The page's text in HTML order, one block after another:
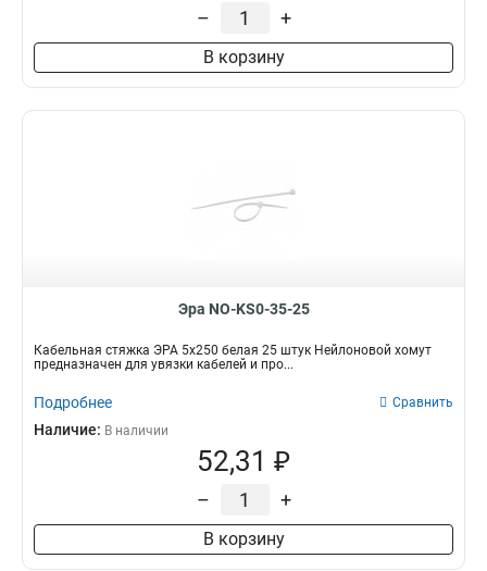
– +
В корзину
Эра NO-KS0-35-25
Кабельная стяжка ЭРА 5x250 белая 25 штук Нейлоновой хомут
предназначен для увязки кабелей и про...
Подробнее Сравнить
Наличие: В наличии
52,31 ₽
– +
В корзину